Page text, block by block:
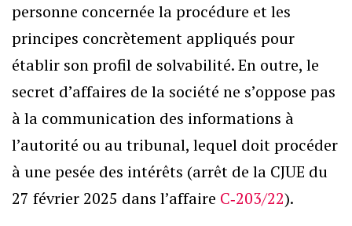
personne concernée la procédure et les
principes concrètement appliqués pour
établir son profil de solvabilité. En outre, le
secret d’affaires de la société ne s’oppose pas
à la communication des informations à
l’autorité ou au tribunal, lequel doit procéder
à une pesée des intérêts (arrêt de la CJUE du
27 février 2025 dans l’affaire C‑203/22).